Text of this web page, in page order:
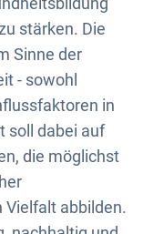
stärken. Die
Sinne der
- sowohl
in
soll dabei auf
die möglichst
Vielfalt abbilden.